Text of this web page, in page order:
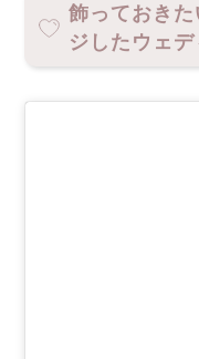
飾っておき
ジしたウェ